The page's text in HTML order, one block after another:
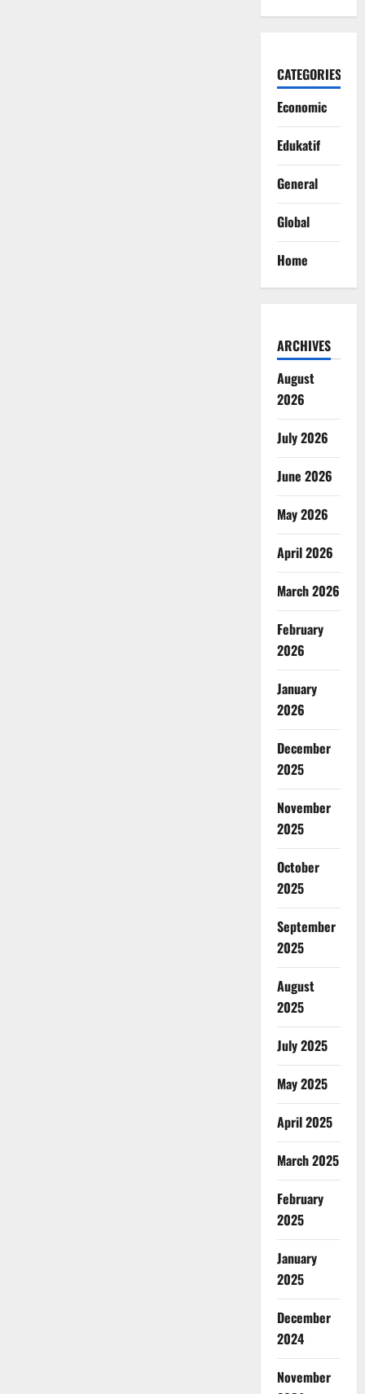
CATEGORIES
Economic
Edukatif
General
Global
Home
ARCHIVES
August
2026
July 2026
June 2026
May 2026
April 2026
March 2026
February
2026
January
2026
December
2025
November
2025
October
2025
September
2025
August
2025
July 2025
May 2025
April 2025
March 2025
February
2025
January
2025
December
2024
November